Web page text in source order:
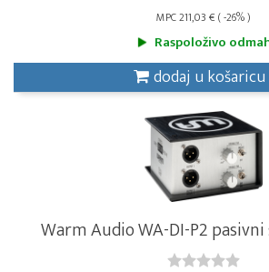
MPC 211,03 € ( -26% )
Raspoloživo
dodaj u košaricu
Warm Audio WA-DI-P2